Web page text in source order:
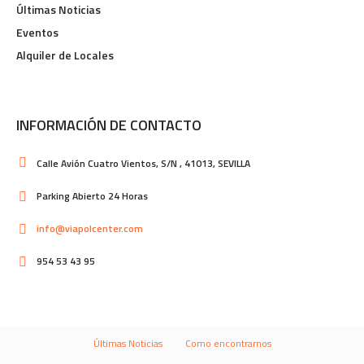
Últimas Noticias
Eventos
Alquiler de Locales
INFORMACIÓN DE CONTACTO
Calle Avión Cuatro Vientos, S/N , 41013, SEVILLA
Parking Abierto 24 Horas
info@viapolcenter.com
954 53 43 95
Últimas Noticias
Como encontrarnos